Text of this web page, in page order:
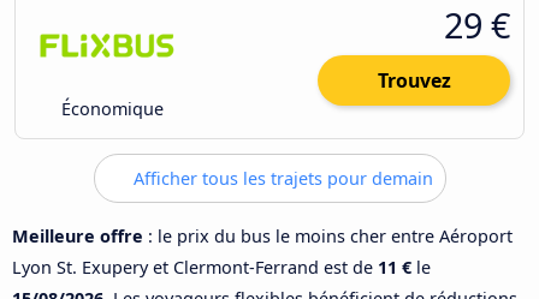
Économique
29 €
Trouvez
Afficher tous les trajets pour demain
Meilleure offre : le prix du bus le moins cher entre Aéroport
Lyon St. Exupery et Clermont-Ferrand est de 11 € le